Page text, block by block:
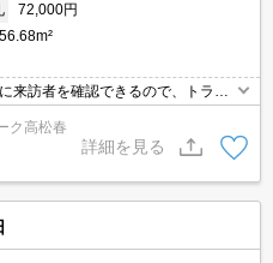
72,000円
56.68m²
来訪者を確認できるので、トラブ
に過ごしやすいお部屋になりま
ン付きのアパート。1か月間のパ
です。
ク高松春
詳細を見る